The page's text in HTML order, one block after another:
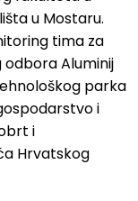
u Mostaru.
tima za
odbora Aluminij
parka
i
i
Hrvatskog